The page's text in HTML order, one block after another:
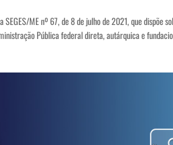
ME nº 67, de 8 de julho de 2021, que dispõe
Pública federal direta, autárquica e